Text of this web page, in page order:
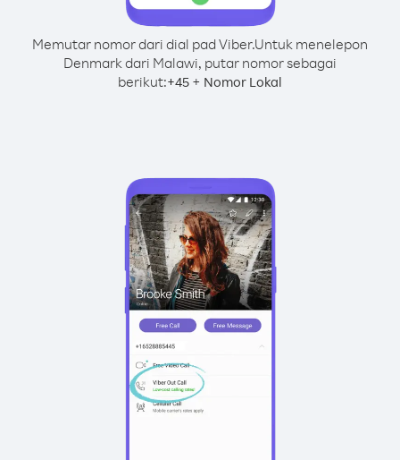
Memutar nomor dari dial pad Viber.Untuk menelepon
Denmark dari Malawi, putar nomor sebagai
berikut:+45 + Nomor Lokal